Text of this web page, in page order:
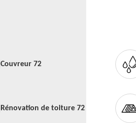
Couvreur 72
Rénovation de toiture 72